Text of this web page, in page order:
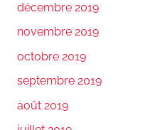
décembre 2019
novembre 2019
octobre 2019
septembre 2019
août 2019